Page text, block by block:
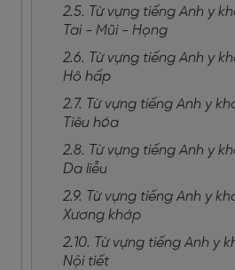
2.5. Từ vựng tiếng Anh y
Tai - Mũi - Họng
2.6. Từ vựng tiếng Anh y
Hô hấp
2.7. Từ vựng tiếng Anh y
Tiêu hóa
2.8. Từ vựng tiếng Anh y
Da liễu
2.9. Từ vựng tiếng Anh y
Xương khớp
2.10. Từ vựng tiếng Anh y
Nội tiết